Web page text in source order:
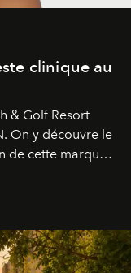
clinique au
& Golf Resort
On y découvre le
de cette marque
actif breveté,